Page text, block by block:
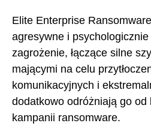
Elite Enterprise
agresywne i
zagrożenie, łączące silne
mającymi na celu
komunikacyjnych i
dodatkowo odróżniają go od
kampanii ransomware.